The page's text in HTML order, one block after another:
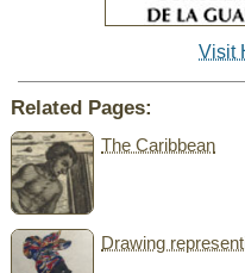
Visit
Related Pages:
The Caribbean
Drawing